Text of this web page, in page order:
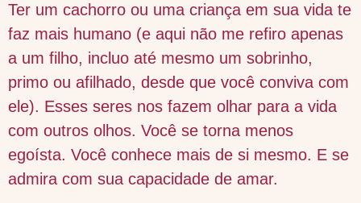
Ter um cachorro ou uma criança em sua vida te
faz mais humano (e aqui não me refiro apenas
a um filho, incluo até mesmo um sobrinho,
primo ou afilhado, desde que você conviva com
ele). Esses seres nos fazem olhar para a vida
com outros olhos. Você se torna menos
egoísta. Você conhece mais de si mesmo. E se
admira com sua capacidade de amar.